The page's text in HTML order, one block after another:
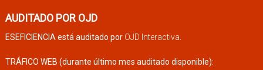
AUDITADO POR OJD
ESEFICIENCIA está auditado por OJD Interactiva.
TRÁFICO WEB (durante último mes auditado disponible):